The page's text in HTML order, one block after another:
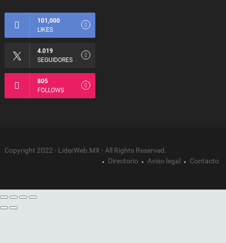
101,000
LIKES
4.019
SEGUIDORES
805
FOLLOWS
Copyright 2022 - LiderWeb.MX - All Rights Reserved.
Directorio
Aviso legal Contacto